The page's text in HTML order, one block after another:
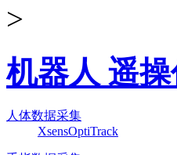
>
机器人 遥
人体数据采集
XsensOptiTrack